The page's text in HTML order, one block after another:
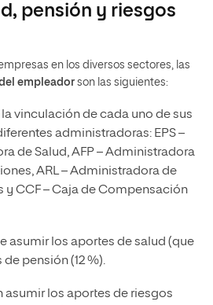
pensión y riesgos
en los diversos sectores, las
empleador son las siguientes:
vinculación de cada uno de sus
administradoras: EPS –
de Salud, AFP – Administradora
ARL – Administradora de
y CCF – Caja de Compensación
asumir los aportes de salud (que
pensión (12 %).
asumir los aportes de riesgos